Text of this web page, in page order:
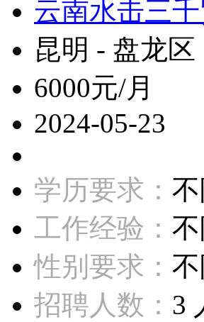
云南水击三
昆明 - 盘龙区
6000元/月
2024-05-23
学历要求：
工作经验：
性别要求：
招聘人数： 3